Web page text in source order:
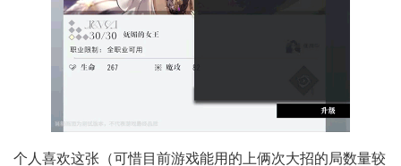
个人喜欢这张（可惜目前游戏能用的上俩次大招的局数量较